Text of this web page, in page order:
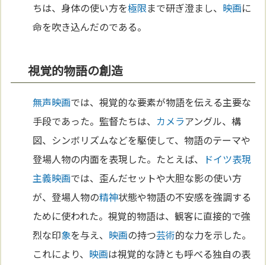
ちは、身体の使い方を極限まで研ぎ澄まし、 映画に
命を吹き込んだのである。
視覚的物語の創造
無声映画では、視覚的な要素が物語を伝える主要な
手段であった。監督たちは、 カメラアングル、構
図、シンボリズムなどを駆使して、物語のテーマや
登場人物の内面を表現した。たとえば、 ドイツ表現
主義映画では、歪んだセットや大胆な影の使い方
が、登場人物の精神状態や物語の不安感を強調する
ために使われた。視覚的物語は、観客に直接的で強
烈な印象を与え、 映画の持つ芸術的な力を示した。
これにより、 映画は視覚的な詩とも呼べる独自の表